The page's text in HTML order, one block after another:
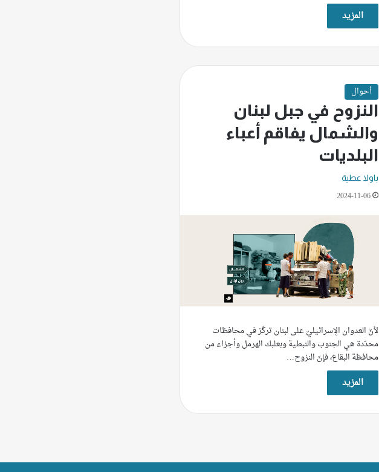
المزيد
أحوال
النزوح في جبل لبنان
والشمال يفاقم أعباء
البلديات
باولا عطية
2024-11-06
لأنّ العدوان الإسرائيليّ على لبنان تركّز في محافظات
محدّدة هي الجنوب والنبطية وبعلبك الهرمل وأجزاء من
محافظة البقاع، فإنّ النزوح…
المزيد